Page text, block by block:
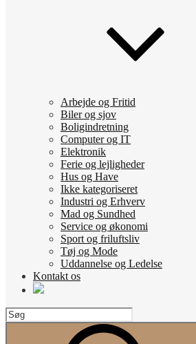
Arbejde og Fritid
Biler og sjov
Boligindretning
Computer og IT
Elektronik
Ferie og lejligheder
Hus og Have
Ikke kategoriseret
Industri og Erhverv
Mad og Sundhed
Service og økonomi
Sport og friluftsliv
Tøj og Mode
Uddannelse og Ledelse
Kontakt os
Search
for: